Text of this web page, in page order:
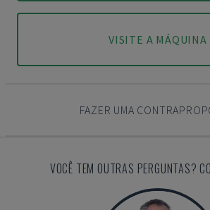
VISITE A MÁQUINA
FAZER UMA
VOCÊ TEM OUTRAS PERGUNTAS?